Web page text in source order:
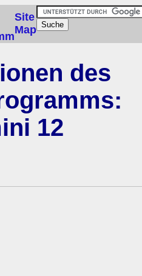
Site
Map
des
12